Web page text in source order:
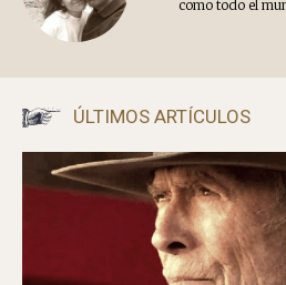
ÚLTIMOS ARTÍCULOS